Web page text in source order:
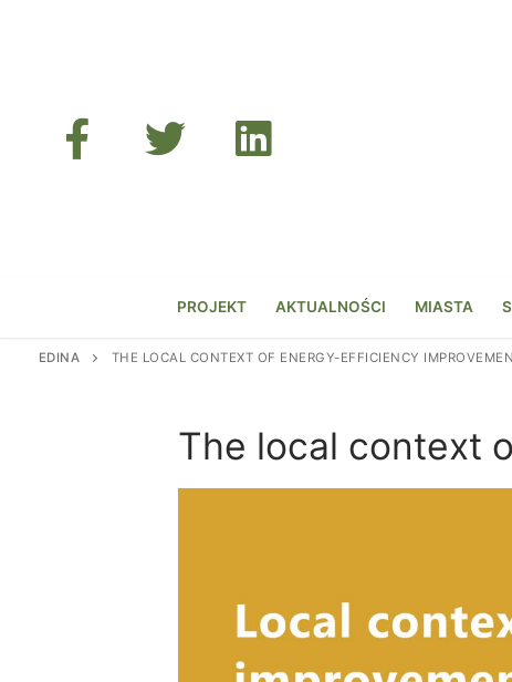
PROJEKT AKTUALNOŚCI MIASTA
EDINA THE LOCAL CONTEXT OF ENERGY-EFFICIENCY
The local context